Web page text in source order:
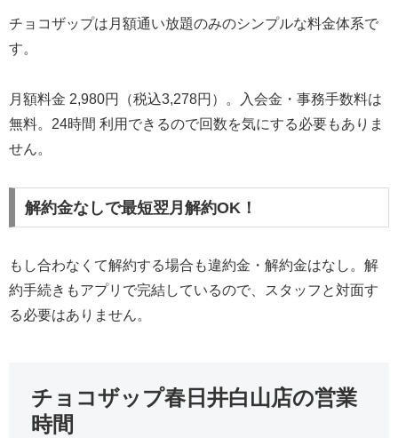
チョコザップは月額通い放題のみのシンプルな料金体系で
す。
月額料金 2,980円（税込3,278円）。入会金・事務手数料は
無料。24時間 利用できるので回数を気にする必要もありま
せん。
解約金なしで最短翌月解約OK！
もし合わなくて解約する場合も違約金・解約金はなし。解
約手続きもアプリで完結しているので、スタッフと対面す
る必要はありません。
チョコザップ春日井白山店の営業
時間